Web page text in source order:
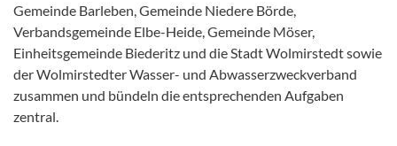
Gemeinde Barleben, Gemeinde Niedere Börde,
Verbandsgemeinde Elbe-Heide, Gemeinde Möser,
Einheitsgemeinde Biederitz und die Stadt Wolmirstedt sowie
der Wolmirstedter Wasser- und Abwasserzweckverband
zusammen und bündeln die entsprechenden Aufgaben
zentral.